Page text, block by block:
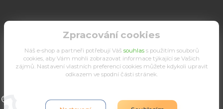
Upravit sběr cookies.
Zpracování cookies
Náš e-shop a partneři potřebují Váš souhlass použitím souborů
cookies, aby Vám mohli zobrazovat informace týkající se Vašich
zájmů. Nastavení vlastních preferencí cookies můžete kdykoli upravit
odkazem ve spodní části stránek.